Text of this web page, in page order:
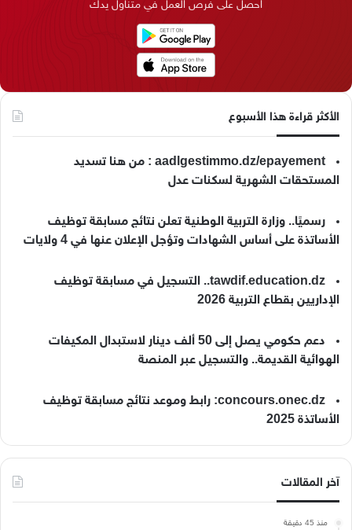
ن
ا
م
احصل على فرص العمل في متناول يدك
الأكثر قراءة هذا الأسبوع
aadlgestimmo.dz/epayement : من هنا تسديد
المستحقات الشهرية لسكنات عدل
رسميًا.. وزارة التربية الوطنية تعلن نتائج مسابقة توظيف
الأساتذة على أساس الشهادات وتؤجل الإعلان عنها في 4 ولايات
tawdif.education.dz.. التسجيل في مسابقة توظيف
الإداريين بقطاع التربية 2026
دعم حكومي يصل إلى 50 ألف دينار لاستبدال المكيفات
الهوائية القديمة.. والتسجيل عبر المنصة
concours.onec.dz: رابط وموعد نتائج مسابقة توظيف
الأساتذة 2025
آخر المقالات
منذ 45 دقيقة